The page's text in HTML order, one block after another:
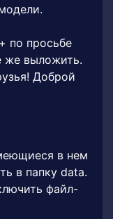
по просьбе
же выложить.
Доброй
в нем
в папку data.
файл-